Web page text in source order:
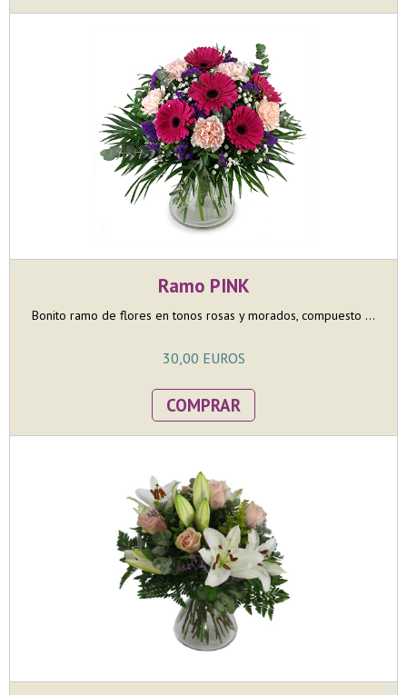
Ramo PINK
Bonito ramo de flores en tonos rosas y morados, compuesto ...
30,00 EUROS
COMPRAR